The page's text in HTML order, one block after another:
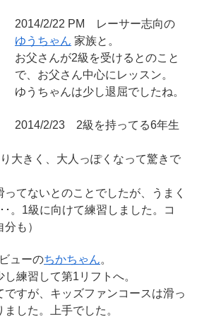
2014/2/22 PM レーサー志向の
ゆうちゃん 家族と。
お父さんが2級を受けるとのこと
で、お父さん中心にレッスン。
ゆうちゃんは少し退屈でしたね。
2014/2/23 2級を持ってる6年生
大きく、大人っぽくなって驚きで
てないとのことでしたが、うまく
･。1級に向けて練習しました。コ
も）
ューのちかちゃん。
練習して第1リフトへ。
ですが、キッズファンコースは滑っ
した。上手でした。